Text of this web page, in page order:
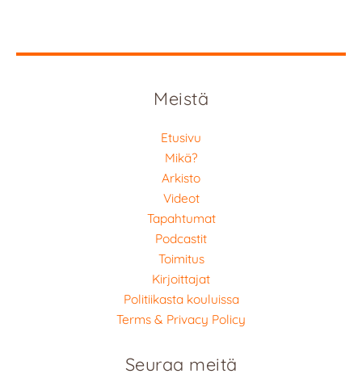
Meistä
Etusivu
Mikä?
Arkisto
Videot
Tapahtumat
Podcastit
Toimitus
Kirjoittajat
Politiikasta kouluissa
Terms & Privacy Policy
Seuraa meitä